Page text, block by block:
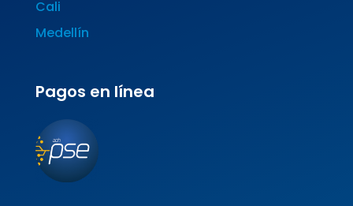
Cali
Medellín
Pagos en línea